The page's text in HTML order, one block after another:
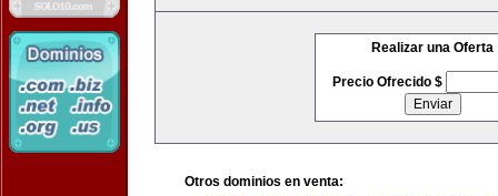
Realizar una Oferta
Precio Ofrecido $
Otros dominios en venta: